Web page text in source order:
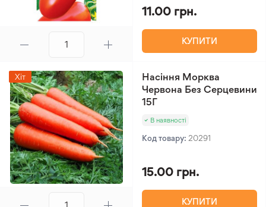
11.00 грн.
КУПИТИ
Хіт
Насіння Морква
Червона Без Серцевини
15Г
В наявності
Код товару: 20291
15.00 грн.
КУПИТИ